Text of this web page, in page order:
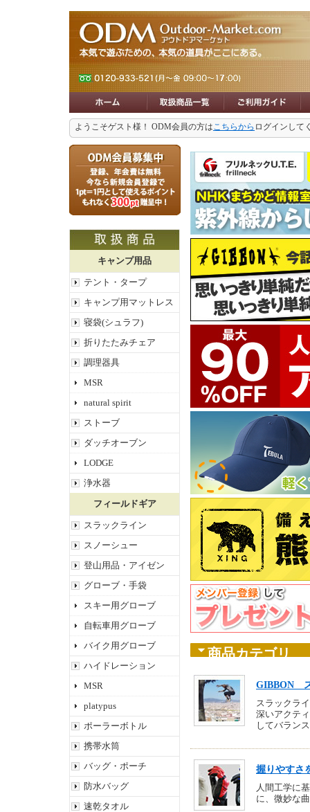
ようこそゲスト様！ ODM会員の方はこちらから ログインして
キャンプ用品
テント・タープ
キャンプ用マットレス
寝袋(シュラフ)
折りたたみチェア
調理器具
MSR
natural spirit
ストーブ
ダッチオーブン
LODGE
浄水器
フィールドギア
スラックライン
スノーシュー
登山用品・アイゼン
グローブ・手袋
スキー用グローブ
自転車用グローブ
バイク用グローブ
ハイドレーション
MSR
platypus
ポーラーボトル
携帯水筒
バッグ・ポーチ
防水バッグ
速乾タオル
商品カテゴリ
GIBBON
スラックラ
深いアクテ
してバラン
握りやすさ
人間工学に
に、微妙な